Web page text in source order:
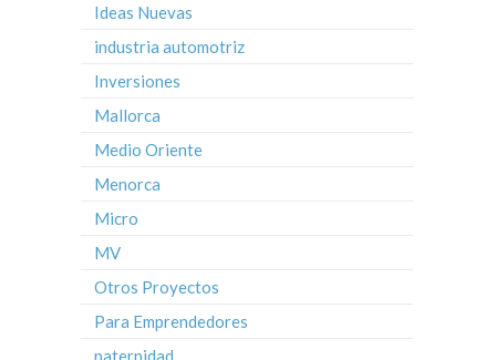
Ideas Nuevas
industria automotriz
Inversiones
Mallorca
Medio Oriente
Menorca
Micro
MV
Otros Proyectos
Para Emprendedores
paternidad